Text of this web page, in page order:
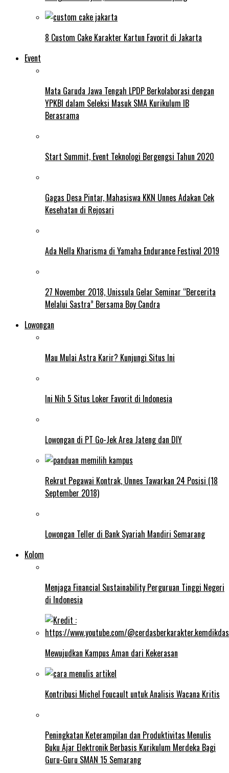
8 Custom Cake Karakter Kartun Favorit di Jakarta
Event
Mata Garuda Jawa Tengah LPDP Berkolaborasi dengan
YPKBI dalam Seleksi Masuk SMA Kurikulum IB
Berasrama
Start Summit, Event Teknologi Bergengsi Tahun 2020
Gagas Desa Pintar, Mahasiswa KKN Unnes Adakan Cek
Kesehatan di Rejosari
Ada Nella Kharisma di Yamaha Endurance Festival 2019
27 November 2018, Unissula Gelar Seminar “Bercerita
Melalui Sastra” Bersama Boy Candra
Lowongan
Mau Mulai Astra Karir? Kunjungi Situs Ini
Ini Nih 5 Situs Loker Favorit di Indonesia
Lowongan di PT Go-Jek Area Jateng dan DIY
Rekrut Pegawai Kontrak, Unnes Tawarkan 24 Posisi (18
September 2018)
Lowongan Teller di Bank Syariah Mandiri Semarang
Kolom
Menjaga Financial Sustainability Perguruan Tinggi Negeri
di Indonesia
Mewujudkan Kampus Aman dari Kekerasan
Kontribusi Michel Foucault untuk Analisis Wacana Kritis
Peningkatan Keterampilan dan Produktivitas Menulis
Buku Ajar Elektronik Berbasis Kurikulum Merdeka Bagi
Guru-Guru SMAN 15 Semarang